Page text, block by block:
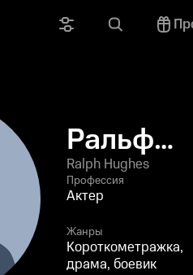
Ральф
Хьюз
Ralph Hughes
Профессия
Актер
Жанры
Короткометражка,
драма, боевик